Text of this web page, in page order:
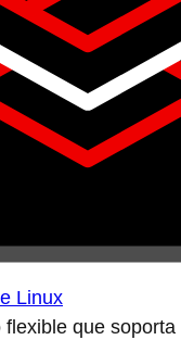
Linux
que